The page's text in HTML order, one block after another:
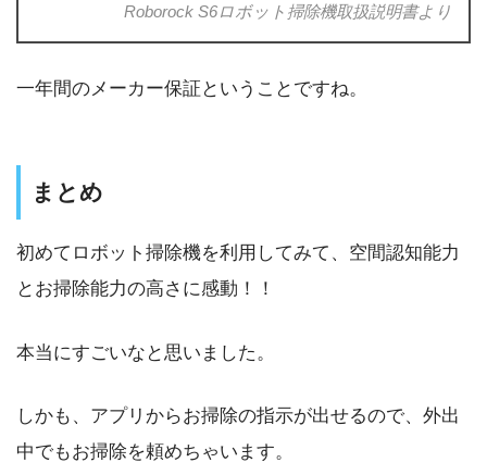
Roborock S6ロボット掃除機取扱説明書より
一年間のメーカー保証ということですね。
まとめ
初めてロボット掃除機を利用してみて、空間認知能力
とお掃除能力の高さに感動！！
本当にすごいなと思いました。
しかも、アプリからお掃除の指示が出せるので、外出
中でもお掃除を頼めちゃいます。